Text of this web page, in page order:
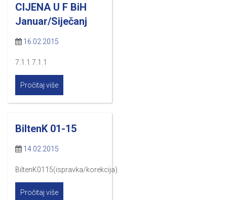
CIJENA U F BiH
Januar/Siječanj
16.02.2015
7.1.1 7.1.1
Pročitaj više
BiltenK 01-15
14.02.2015
BiltenK0115(ispravka/korekcija)
Pročitaj više